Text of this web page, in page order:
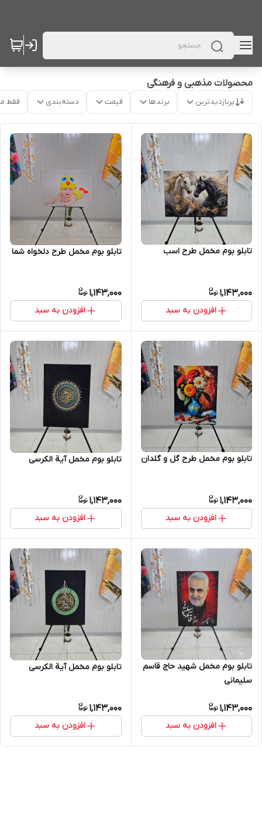
محصولات مذهبی و فرهنگی
پربازدیدترین برندها قیمت دسته‌بندی فقط
تابلو بوم مخمل طرح اسب
1,143,000
افزودن به سبد
تابلو بوم مخمل طرح دلخواه شما
1,143,000
افزودن به سبد
تابلو بوم مخمل طرح گل و گلدان
1,143,000
افزودن به سبد
تابلو بوم مخمل آیة الکرسی
1,143,000
افزودن به سبد
تابلو بوم مخمل شهید حاج قاسم
سلیمانی
1,143,000
افزودن به سبد
تابلو بوم مخمل آیة الکرسی
1,143,000
افزودن به سبد